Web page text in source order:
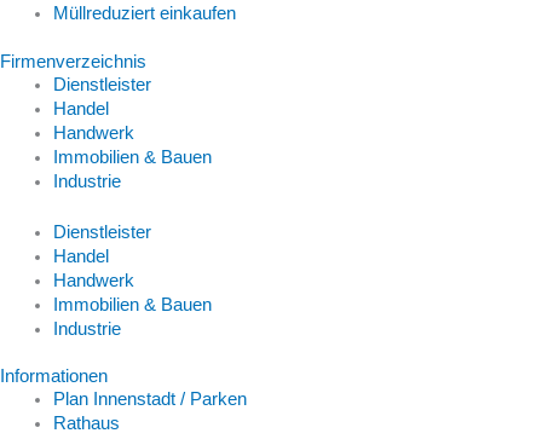
Müllreduziert einkaufen
Firmenverzeichnis
Dienstleister
Handel
Handwerk
Immobilien & Bauen
Industrie
Dienstleister
Handel
Handwerk
Immobilien & Bauen
Industrie
Informationen
Plan Innenstadt / Parken
Rathaus